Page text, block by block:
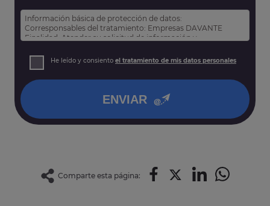
Información básica de protección de datos:
Corresponsables del tratamiento: Empresas DAVANTE
Finalidad: Atender su solicitud de información y
Derechos: Puede acceder, rectificar y suprimir sus datos,
así como otros derechos tal y como se explica en nuestra
He leído y consiento el tratamiento de mis datos personales
ENVIAR
Comparte esta página: